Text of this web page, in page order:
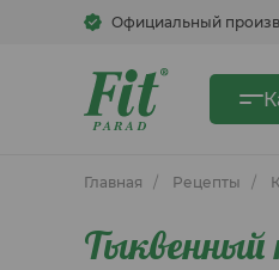
Официальный
Главная Рецепты
Тыквенный